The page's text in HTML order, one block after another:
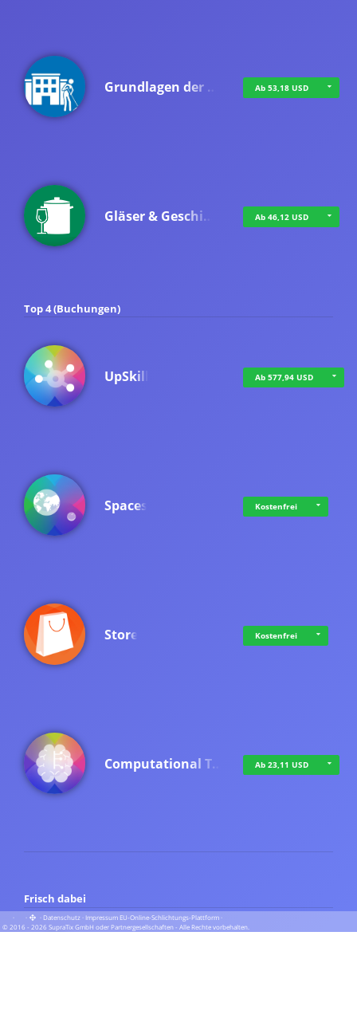
Grundlagen der … Ab 53,18 USD
Gläser & Geschi… Ab 46,12 USD
Top 4 (Buchungen)
UpSkill Ab 577,94 USD
Spaces Kostenfrei
Store Kostenfrei
Computational T… Ab 23,11 USD
Frisch dabei
· · ·Datenschutz · Impressum EU-Online-Schlichtungs-Plattform ·
© 2016 - 2026 SupraTix GmbH oder Partnergesellschaften - Alle Rechte vorbehalten.